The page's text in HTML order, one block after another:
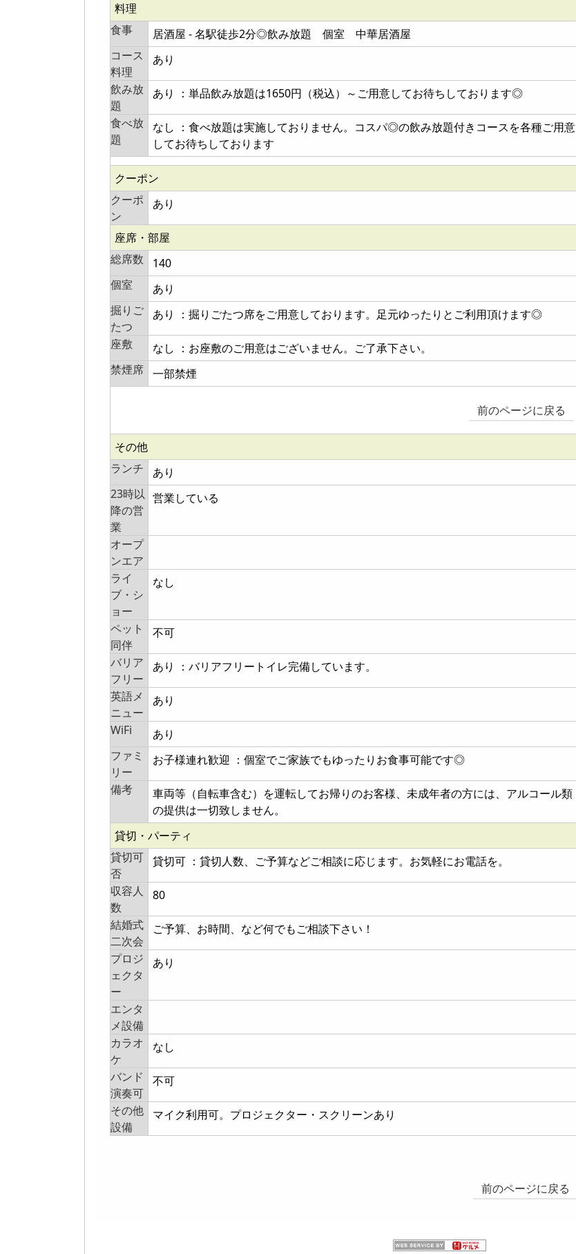
料理
食事
居酒屋 - 名駅徒歩2分◎飲み放題 個室 中華居酒屋
コース
料理
あり
飲み放
題
あり ：単品飲み放題は1650円（税込）～ご用意してお待ちしております◎
食べ放
題
なし ：食べ放題は実施しておりません。コスパ◎の飲み放題付きコースを各種ご用意
してお待ちしております
クーポン
クーポ
ン
あり
座席・部屋
総席数
140
個室
あり
掘りご
たつ
あり ：掘りごたつ席をご用意しております。足元ゆったりとご利用頂けます◎
座敷
なし ：お座敷のご用意はございません。ご了承下さい。
禁煙席 一部禁煙
前のページに戻る
その他
ランチ
あり
23時以
降の営
業
営業している
オープ
ンエア
ライ
ブ・シ
ョー
なし
ペット
同伴
不可
バリア
フリー
あり ：バリアフリートイレ完備しています。
英語メ
ニュー
あり
WiFi
あり
ファミ
リー
お子様連れ歓迎 ：個室でご家族でもゆったりお食事可能です◎
備考
車両等（自転車含む）を運転してお帰りのお客様、未成年者の方には、アルコール類
の提供は一切致しません。
貸切・パーティ
貸切可
否
貸切可 ：貸切人数、ご予算などご相談に応じます。お気軽にお電話を。
収容人
数
80
結婚式
二次会
ご予算、お時間、など何でもご相談下さい！
プロジ
ェクタ
ー
あり
エンタ
メ設備
カラオ
ケ
なし
バンド
演奏可
不可
その他
設備
マイク利用可。プロジェクター・スクリーンあり
前のページに戻る